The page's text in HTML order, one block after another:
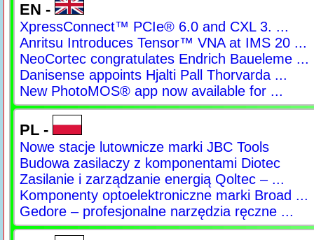
EN -
XpressConnect™ PCIe® 6.0 and CXL 3. ...
Anritsu Introduces Tensor™ VNA at IMS 20 ...
NeoCortec congratulates Endrich Baueleme ...
Danisense appoints Hjalti Pall Thorvarda ...
New PhotoMOS® app now available for ...
PL -
Nowe stacje lutownicze marki JBC Tools
Budowa zasilaczy z komponentami Diotec
Zasilanie i zarządzanie energią Qoltec – ...
Komponenty optoelektroniczne marki Broad ...
Gedore – profesjonalne narzędzia ręczne ...